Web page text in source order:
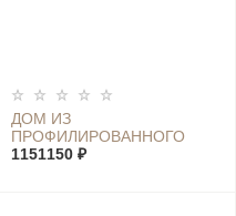
ДОМ ИЗ
ПРОФИЛИРОВАННОГО
БРУСА ХОЛИДЕЙ К 6М Х
1151150 ₽